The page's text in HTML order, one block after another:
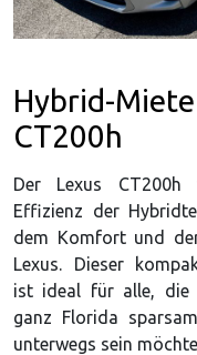
Hybrid-Miete
CT200h
Der Lexus CT200h
Effizienz der
dem Komfort und
Lexus. Dieser
ist ideal für alle, die
ganz Florida
unterwegs sein